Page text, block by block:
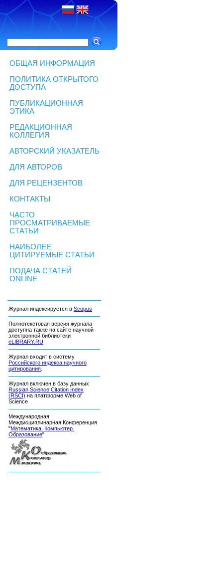
ОБЩАЯ ИНФОРМАЦИЯ
ПОЛИТИКА ОТКРЫТОГО
ДОСТУПА
ПУБЛИКАЦИОННАЯ
ЭТИКА
РЕДАКЦИОННАЯ
КОЛЛЕГИЯ
АВТОРСКИЙ УКАЗАТЕЛЬ
ДЛЯ АВТОРОВ
ДЛЯ РЕЦЕНЗЕНТОВ
КОНТАКТЫ
ЧАСТО
ПРОСМАТРИВАЕМЫЕ
СТАТЬИ
НАИБОЛЕЕ
ЦИТИРУЕМЫЕ СТАТЬИ
ПОДАЧА СТАТЕЙ
ONLINE
Журнал индексируется в Scopus
Полнотекстовая версия журнала
доступна также на сайте научной
электронной библиотеки
eLIBRARY.RU
Журнал входит в систему
Российского индекса научного
цитирования
Журнал включен в базу данных
Russian Science Citation Index
(RSCI) на платформе Web of
Science
Международная
Междисциплинарная Конференция
"Математика. Компьютер.
Образование"